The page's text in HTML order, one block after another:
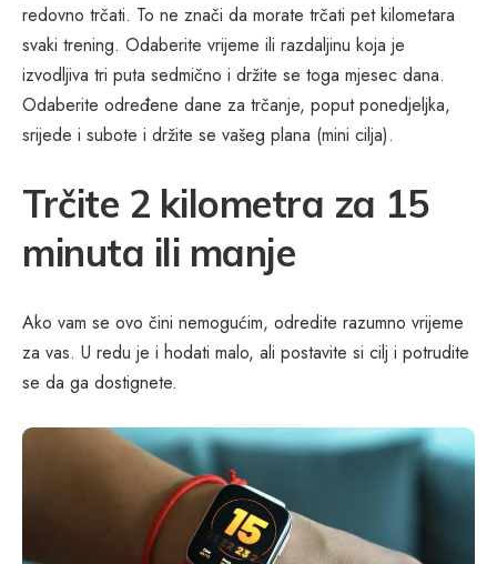
redovno trčati. To ne znači da morate trčati pet kilometara
svaki trening. Odaberite vrijeme ili razdaljinu koja je
izvodljiva tri puta sedmično i držite se toga mjesec dana.
Odaberite određene dane za trčanje, poput ponedjeljka,
srijede i subote i držite se vašeg plana (mini cilja).
Trčite 2 kilometra za 15
minuta ili manje
Ako vam se ovo čini nemogućim, odredite razumno vrijeme
za vas. U redu je i hodati malo, ali postavite si cilj i potrudite
se da ga dostignete.